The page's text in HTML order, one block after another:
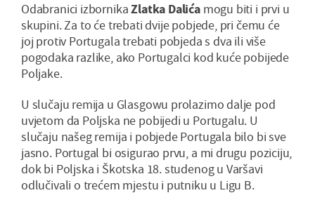
Odabranici izbornikaZlatka Dalićamogu biti i prvi u
skupini. Za to će trebati dvije pobjede, pri čemu će
joj protiv Portugala trebati pobjeda s dva ili više
pogodaka razlike, ako Portugalci kod kuće pobijede
Poljake.
U slučaju remija u Glasgowu prolazimo dalje pod
uvjetom da Poljska ne pobijedi u Portugalu. U
slučaju našeg remija i pobjede Portugala bilo bi sve
jasno. Portugal bi osigurao prvu, a mi drugu poziciju,
dok bi Poljska i Škotska 18. studenog u Varšavi
odlučivali o trećem mjestu i putniku u Ligu B.